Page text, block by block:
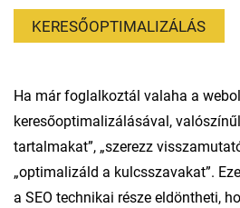
KERESŐOPTIMALIZÁLÁS
Ha már foglalkoztál valaha a
keresőoptimalizálásával,
tartalmakat”, „szerezz
„optimalizáld a kulcsszavakat”.
a SEO technikai része eldöntheti,